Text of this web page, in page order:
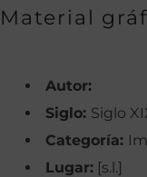
Autor:
Siglo: Siglo
Categoría:
Lugar: [s.l.]